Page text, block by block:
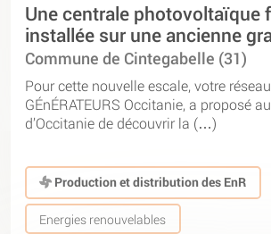
Une centrale photovoltaïque
installée sur une ancienne
Commune de Cintegabelle (31)
Pour cette nouvelle escale, votre
GÉnÉRATEURS Occitanie, a proposé
d’Occitanie de découvrir la (…)
Production et distribution des EnR
Energies renouvelables